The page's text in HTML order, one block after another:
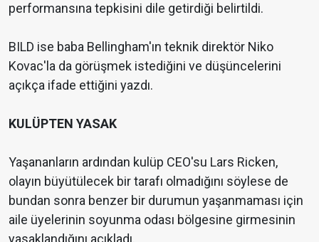
performansına tepkisini dile getirdiği belirtildi.
BILD ise baba Bellingham'ın teknik direktör Niko
Kovac'la da görüşmek istediğini ve düşüncelerini
açıkça ifade ettiğini yazdı.
KULÜPTEN YASAK
Yaşananların ardından kulüp CEO'su Lars Ricken,
olayın büyütülecek bir tarafı olmadığını söylese de
bundan sonra benzer bir durumun yaşanmaması için
aile üyelerinin soyunma odası bölgesine girmesinin
yasaklandığını açıkladı.